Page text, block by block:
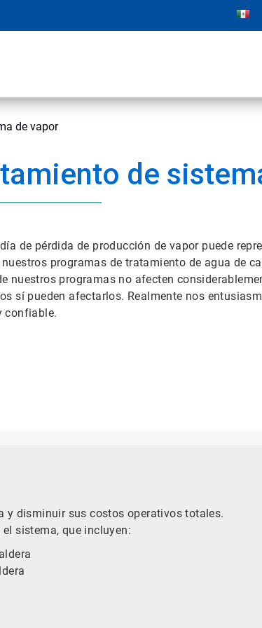
de vapor
de
de pérdida de producción de vapor puede
nuestros programas de tratamiento de agua de
nuestros programas no afecten
sí pueden afectarlos. Realmente nos
confiable.
y disminuir sus costos operativos totales.
sistema, que incluyen: